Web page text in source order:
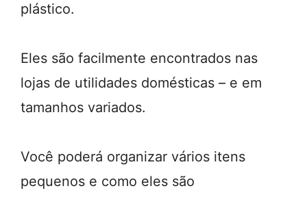
plástico.
Eles são facilmente encontrados nas
lojas de utilidades domésticas – e em
tamanhos variados.
Você poderá organizar vários itens
pequenos e como eles são